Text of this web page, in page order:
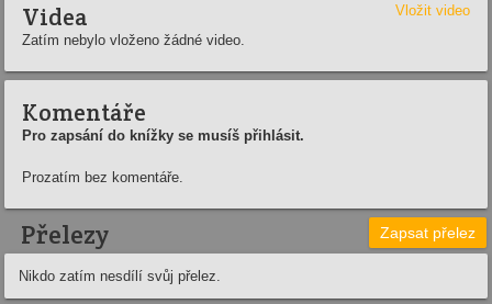
Videa
Vložit video
Zatím nebylo vloženo žádné video.
Komentáře
Pro zapsání do knížky se musíš přihlásit.
Prozatím bez komentáře.
Přelezy Zapsat přelez
Nikdo zatím nesdílí svůj přelez.